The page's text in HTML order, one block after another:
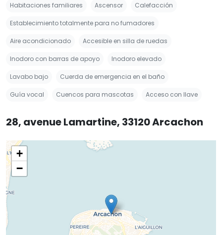
Habitaciones familiares Ascensor Calefacción
Establecimiento totalmente para no fumadores
Aire acondicionado Accesible en silla de ruedas
Inodoro con barras de apoyo Inodoro elevado
Lavabo bajo Cuerda de emergencia en el baño
Guía vocal Cuencos para mascotas Acceso con llave
28, avenue Lamartine, 33120 Arcachon
+
−